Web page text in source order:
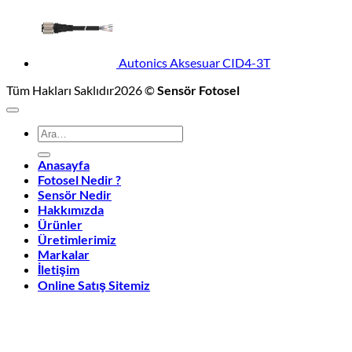
Autonics Aksesuar CID4-3T
Tüm Hakları Saklıdır2026 ©Sensör Fotosel
Ara:
Anasayfa
Fotosel Nedir ?
Sensör Nedir
Hakkımızda
Ürünler
Üretimlerimiz
Markalar
İletişim
Online Satış Sitemiz